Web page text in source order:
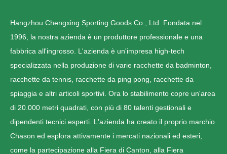
Hangzhou Chengxing Sporting Goods Co., Ltd. Fondata nel
1996, la nostra azienda è un produttore professionale e una
fabbrica all'ingrosso. L'azienda è un'impresa high-tech
specializzata nella produzione di varie racchette da badminton,
racchette da tennis, racchette da ping pong, racchette da
spiaggia e altri articoli sportivi. Ora lo stabilimento copre un'area
di 20.000 metri quadrati, con più di 80 talenti gestionali e
dipendenti tecnici esperti. L'azienda ha creato il proprio marchio
Chason ed esplora attivamente i mercati nazionali ed esteri,
come la partecipazione alla Fiera di Canton, alla Fiera